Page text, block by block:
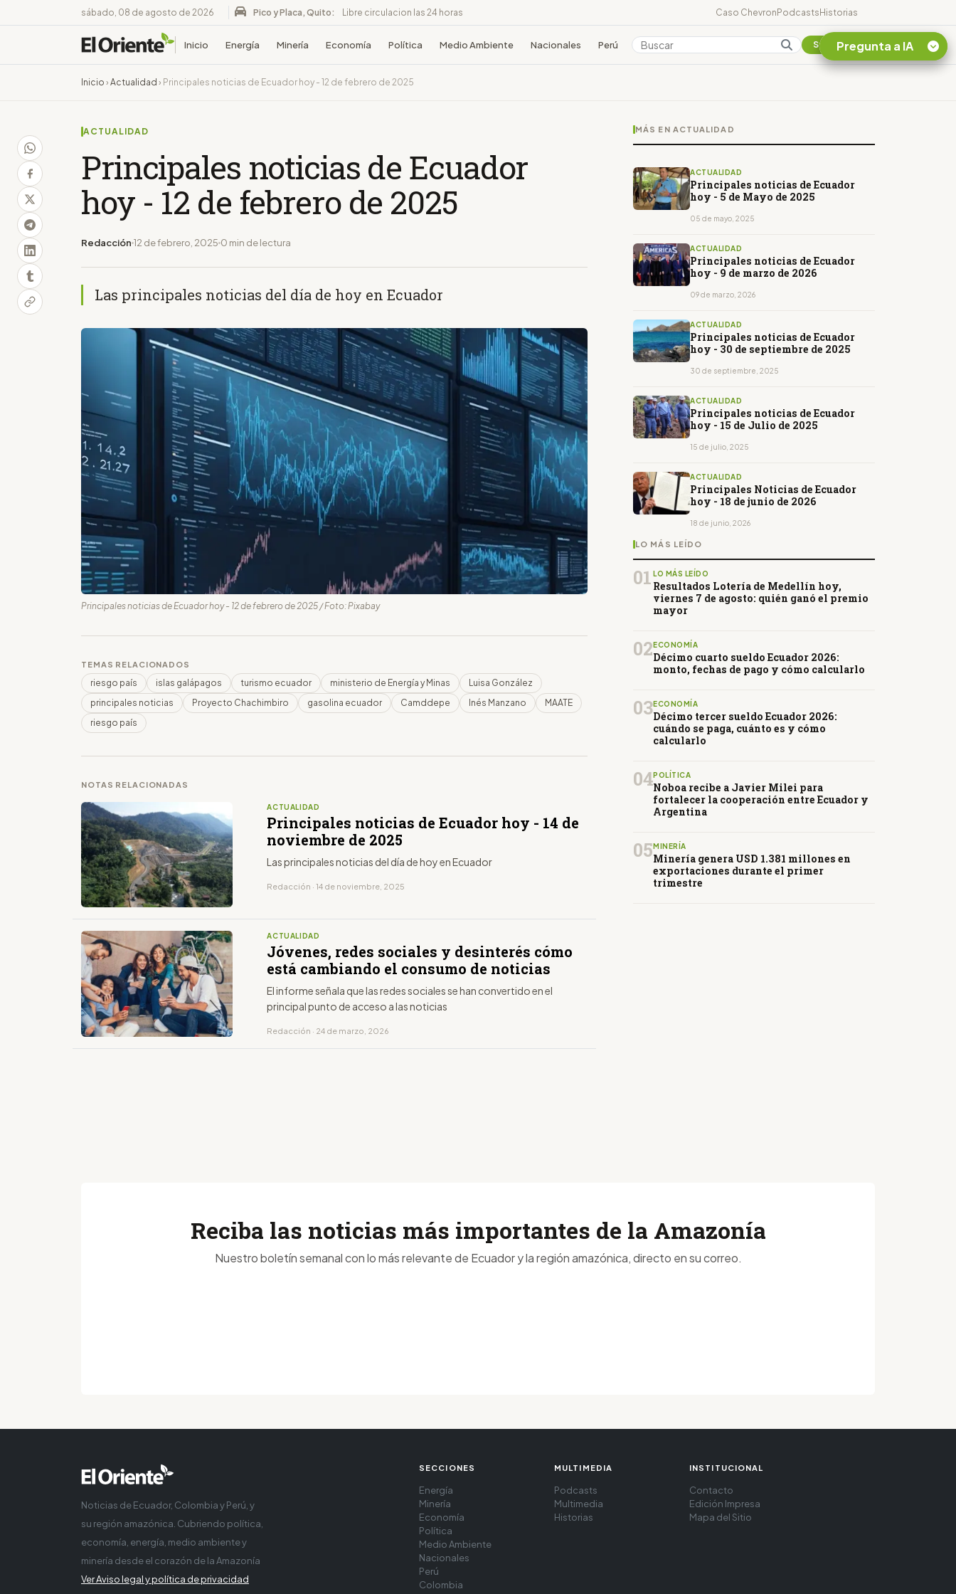
sábado, 08 de agosto de 2026 Pico y Placa, Quito: Libre circulacion las 24 horas Caso ChevronPodcastsHistorias
Inicio Energía Minería Economía Política Medio Ambiente Nacionales Perú Colombia Suscribirse
Inicio › Actualidad › Principales noticias de Ecuador hoy - 12 de febrero de 2025
ACTUALIDAD
Principales noticias de Ecuador
hoy - 12 de febrero de 2025
Redacción 12 de febrero, 2025 0 min de lectura
Las principales noticias del día de hoy en Ecuador
Principales noticias de Ecuador hoy - 12 de febrero de 2025 / Foto: Pixabay
TEMAS RELACIONADOS
riesgo país islas galápagos turismo ecuador ministerio de Energía y Minas
Luisa González
principales noticias
Proyecto Chachimbiro gasolina ecuador Camddepe Inés Manzano
MAATE
riesgo país
NOTAS RELACIONADAS
ACTUALIDAD
Principales noticias de Ecuador hoy - 14 de
noviembre de 2025
Las principales noticias del día de hoy en Ecuador
Redacción · 14 de noviembre, 2025
ACTUALIDAD
Jóvenes, redes sociales y desinterés cómo
está cambiando el consumo de noticias
El informe señala que las redes sociales se han convertido en el
principal punto de acceso a las noticias
Redacción · 24 de marzo, 2026
MÁS EN ACTUALIDAD
ACTUALIDAD
Principales noticias de Ecuador
hoy - 5 de Mayo de 2025
05 de mayo, 2025
ACTUALIDAD
Principales noticias de Ecuador
hoy - 9 de marzo de 2026
09 de marzo, 2026
ACTUALIDAD
Principales noticias de Ecuador
hoy - 30 de septiembre de 2025
30 de septiembre, 2025
ACTUALIDAD
Principales noticias de Ecuador
hoy - 15 de Julio de 2025
15 de julio, 2025
ACTUALIDAD
Principales Noticias de Ecuador
hoy - 18 de junio de 2026
18 de junio, 2026
LO MÁS LEÍDO
01 LO MÁS LEÍDO
Resultados Lotería de Medellín hoy,
viernes 7 de agosto: quién ganó el premio
mayor
02 ECONOMÍA
Décimo cuarto sueldo Ecuador 2026:
monto, fechas de pago y cómo calcularlo
03ECONOMÍA
Décimo tercer sueldo Ecuador 2026:
cuándo se paga, cuánto es y cómo
calcularlo
04POLÍTICA
Noboa recibe a Javier Milei para
fortalecer la cooperación entre Ecuador y
Argentina
05 MINERÍA
Minería genera USD 1.381 millones en
exportaciones durante el primer
trimestre
Pregunta a IA
Reciba las noticias más importantes de la Amazonía
Nuestro boletín semanal con lo más relevante de Ecuador y la región amazónica, directo en su correo.
Noticias de Ecuador, Colombia y Perú, y
su región amazónica. Cubriendo política,
economía, energía, medio ambiente y
minería desde el corazón de la Amazonía
Ver Aviso legal y política de privacidad
SECCIONES
Energía
Minería
Economía
Política
Medio Ambiente
Nacionales
Perú
Colombia
MULTIMEDIA
Podcasts
Multimedia
Historias
INSTITUCIONAL
Contacto
Edición Impresa
Mapa del Sitio